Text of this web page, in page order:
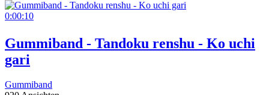
0:00:10
Gummiband - Tandoku renshu - Ko uchi
gari
Gummiband